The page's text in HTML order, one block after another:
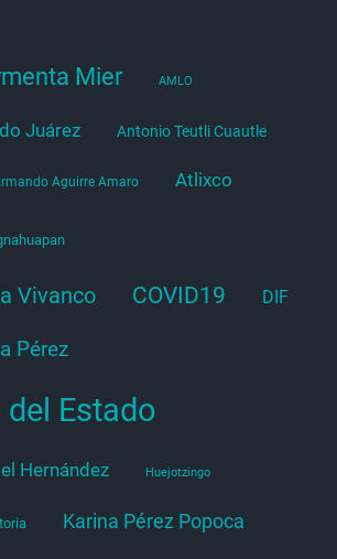
Mier AMLO
Juárez Antonio Teutli Cuautle
Aguirre Amaro Atlixco
Vivanco COVID19 DIF
Pérez
Estado
Hernández Huejotzingo
Karina Pérez Popoca